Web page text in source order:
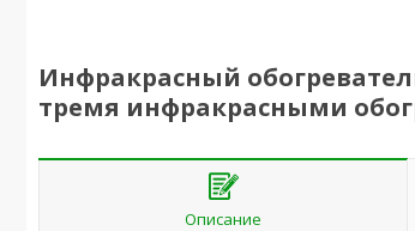
Инфракрасный
тремя инфракрасными
Описание